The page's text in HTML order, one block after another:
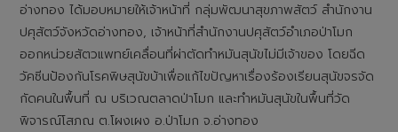
อ่างทอง ได้มอบหมายให้เจ้าหน้าที่ กลุ่มพัฒนาสุขภาพสัตว์ สำนักงาน
ปศุสัตว์จังหวัดอ่างทอง, เจ้าหน้าที่สำนักงานปศุสัตว์อำเภอป่าโมก
ออกหน่วยสัตวแพทย์เคลื่อนที่ผ่าตัดทำหมันสุนัขไม่มีเจ้าของ โดยฉีด
วัคซีนป้องกันโรคพิษสุนัขบ้าเพื่อแก้ไขปัญหาเรื่องร้องเรียนสุนัขจรจัด
กัดคนในพื้นที่ ณ บริเวณตลาดป่าโมก และทำหมันสุนัขในพื้นที่วัด
พิจารณ์โสภณ ต.โผงเผง อ.ป่าโมก จ.อ่างทอง